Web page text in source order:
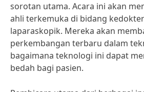
sorotan utama. Acara ini akan
ahli terkemuka di bidang
laparaskopik. Mereka akan
perkembangan terbaru dalam
bagaimana teknologi ini dapat
bedah bagi pasien.